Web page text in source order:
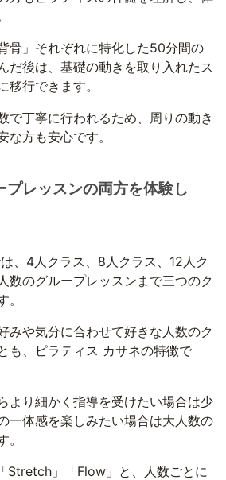
骨」それぞれに特化した50分間の
だ後は、基礎の動きを取り入れたス
移行できます。
で丁寧に行われるため、周りの動き
な方も安心です。
プレッスンの両方を体験し
、4人クラス、8人クラス、12人ク
数のグループレッスンまで三つのク
みや気分に合わせて好きな人数のク
も、ピラティス カサネの特徴で
より細かく指導を受けたい場合は少
一体感を楽しみたい場合は大人数の
Stretch」「Flow」と、人数ごとに